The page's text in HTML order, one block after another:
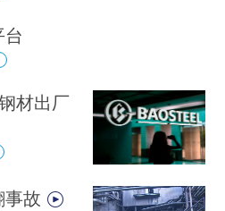
材出厂
事故